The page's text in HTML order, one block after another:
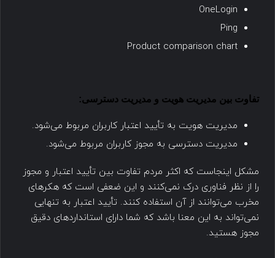
OneLogin
Ping
Product comparison chart
تفاوت بین مدیریت هویت و مدیریت دسترسی:
مدیریت هویت به تأیید اعتبار کاربران مربوط می‌شود.
مدیریت دسترسی به مجوز کاربران مربوط می‌شود.
مشکل اینجاست که اکثر مردم تفاوت بین تأیید اعتبار و مجوز
را از نظر فناوری درک نمی‌کنند و این ضعفی است که هکرهای
مخرب می‌توانند از آن استفاده کنند. تأیید اعتبار به تنهایی
نمی‌تواند به این معنا باشد که شما دارای استانداردهای دقیق
مجوز هستید.